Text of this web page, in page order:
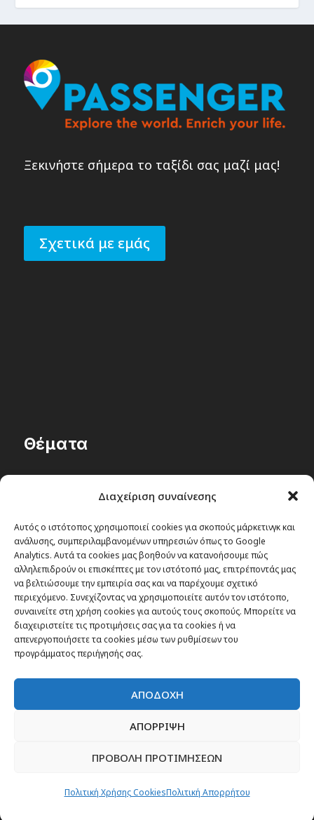
Διαχείριση συναίνεσης
Αυτός ο ιστότοπος χρησιμοποιεί cookies για σκοπούς μάρκετινγκ και
ανάλυσης, συμπεριλαμβανομένων υπηρεσιών όπως το Google
Analytics. Αυτά τα cookies μας βοηθούν να κατανοήσουμε πώς
αλληλεπιδρούν οι επισκέπτες με τον ιστότοπό μας, επιτρέποντάς μας
να βελτιώσουμε την εμπειρία σας και να παρέχουμε σχετικό
περιεχόμενο. Συνεχίζοντας να χρησιμοποιείτε αυτόν τον ιστότοπο,
συναινείτε στη χρήση cookies για αυτούς τους σκοπούς. Μπορείτε να
διαχειριστείτε τις προτιμήσεις σας για τα cookies ή να
απενεργοποιήσετε τα cookies μέσω των ρυθμίσεων του
προγράμματος περιήγησής σας.
ΑΠΟΔΟΧΗ
ΑΠΟΡΡΙΨΗ
ΠΡΟΒΟΛΗ ΠΡΟΤΙΜΗΣΕΩΝ
Πολιτική Χρήσης CookiesΠολιτική Απορρήτου
Ξεκινήστε σήμερα το ταξίδι σας μαζί μας!
Σχετικά με εμάς
Θέματα
Passenger στην Ελλάδα
Passenger στον κόσμο
TRAVEL NEWS
Οργάνωσε το ταξίδι σου
CITY and CULTURE
Newsletter
“H μόνη επένδυση από την οποία δεν έχεις